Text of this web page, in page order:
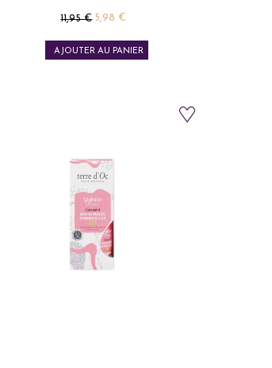
Prix de base
11,95 €
Prix
5,98 €
AJOUTER AU PANIER